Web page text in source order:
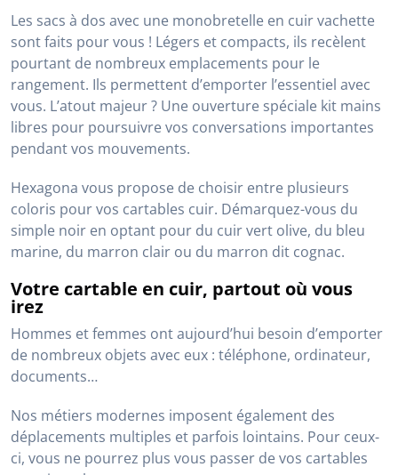
Les sacs à dos avec une monobretelle en cuir vachette
sont faits pour vous ! Légers et compacts, ils recèlent
pourtant de nombreux emplacements pour le
rangement. Ils permettent d’emporter l’essentiel avec
vous. L’atout majeur ? Une ouverture spéciale kit mains
libres pour poursuivre vos conversations importantes
pendant vos mouvements.
Hexagona vous propose de choisir entre plusieurs
coloris pour vos cartables cuir. Démarquez-vous du
simple noir en optant pour du cuir vert olive, du bleu
marine, du marron clair ou du marron dit cognac.
Votre cartable en cuir, partout où vous
irez
Hommes et femmes ont aujourd’hui besoin d’emporter
de nombreux objets avec eux : téléphone, ordinateur,
documents…
Nos métiers modernes imposent également des
déplacements multiples et parfois lointains. Pour ceux-
ci, vous ne pourrez plus vous passer de vos cartables